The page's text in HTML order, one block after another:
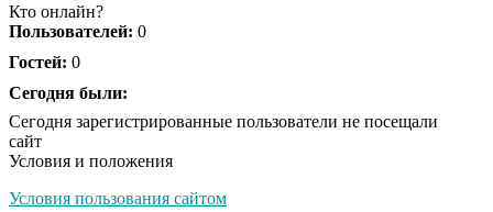
Кто онлайн?
Пользователей: 0
Гостей: 0
Сегодня были:
Сегодня зарегистрированные пользователи не посещали
сайт
Условия и положения
Условия пользования сайтом